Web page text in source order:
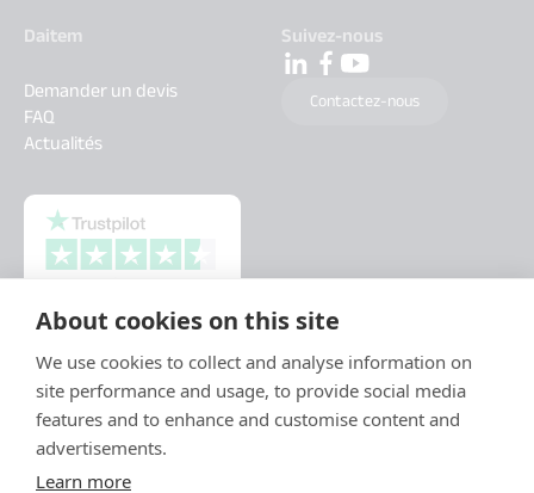
About cookies on this site
We use cookies to collect and analyse information on
site performance and usage, to provide social media
features and to enhance and customise content and
advertisements.
Learn more
Daitem
Demander un devis
FAQ
Actualités
Suivez-nous
Contactez-nous